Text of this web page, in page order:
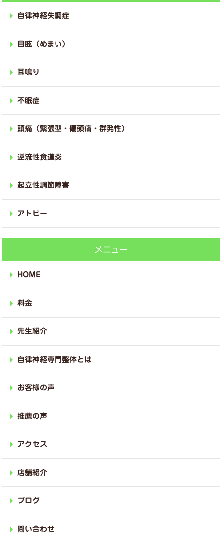
自律神経失調症
目眩（めまい）
耳鳴り
不眠症
頭痛（緊張型・偏頭痛・群発性）
逆流性食道炎
起立性調節障害
アトピー
メニュー
HOME
料金
先生紹介
自律神経専門整体とは
お客様の声
推薦の声
アクセス
店舗紹介
ブログ
問い合わせ